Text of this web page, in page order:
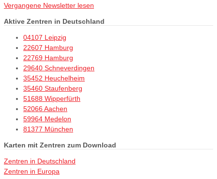
Vergangene Newsletter lesen
Aktive Zentren in Deutschland
04107 Leipzig
22607 Hamburg
22769 Hamburg
29640 Schneverdingen
35452 Heuchelheim
35460 Staufenberg
51688 Wipperfürth
52066 Aachen
59964 Medelon
81377 München
Karten mit Zentren zum Download
Zentren in Deutschland
Zentren in Europa